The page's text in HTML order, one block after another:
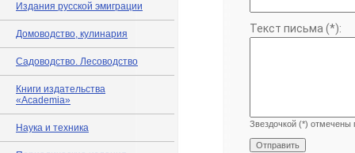
Издания русской эмиграции
Домоводство, кулинария
Садоводство. Лесоводство
Книги издательства
«Academia»
Наука и техника
Текст письма (*):
Звездочкой (*) отмечены